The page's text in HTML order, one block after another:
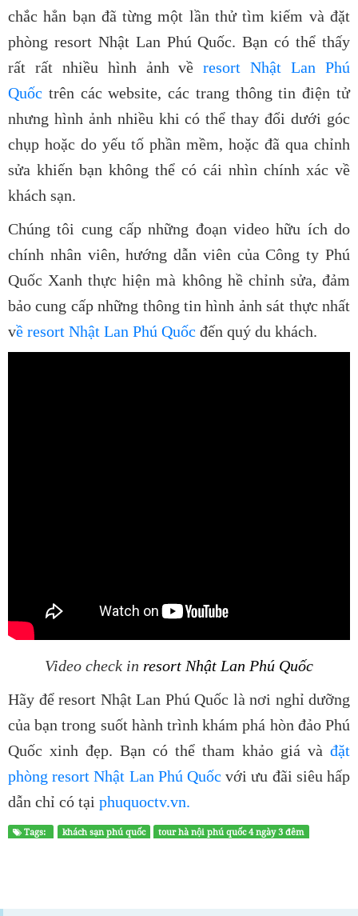
chắc hẳn bạn đã từng một lần thử tìm kiếm và đặt
phòng resort Nhật Lan Phú Quốc. Bạn có thể thấy
rất rất nhiều hình ảnh về resort Nhật Lan Phú
Quốc trên các website, các trang thông tin điện tử
nhưng hình ảnh nhiều khi có thể thay đổi dưới góc
chụp hoặc do yếu tố phần mềm, hoặc đã qua chỉnh
sửa khiến bạn không thể có cái nhìn chính xác về
khách sạn.
Chúng tôi cung cấp những đoạn video hữu ích do
chính nhân viên, hướng dẫn viên của Công ty Phú
Quốc Xanh thực hiện mà không hề chỉnh sửa, đảm
bảo cung cấp những thông tin hình ảnh sát thực nhất
về resort Nhật Lan Phú Quốc đến quý du khách.
Video check in resort Nhật Lan Phú Quốc
Hãy để resort Nhật Lan Phú Quốc là nơi nghỉ dưỡng
của bạn trong suốt hành trình khám phá hòn đảo Phú
Quốc xinh đẹp. Bạn có thể tham khảo giá và đặt
phòng resort Nhật Lan Phú Quốc với ưu đãi siêu hấp
dẫn chỉ có tại phuquoctv.vn.
Tags: khách sạn phú quốc tour hà nội phú quốc 4 ngày 3 đêm